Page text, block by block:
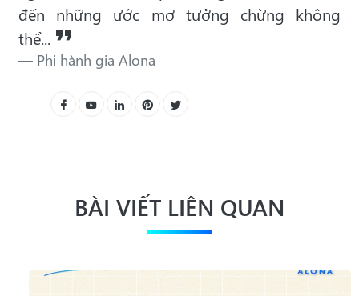
đến những ước mơ tưởng chừng không
thể...
Phi hành gia Alona
BÀI VIẾT LIÊN QUAN